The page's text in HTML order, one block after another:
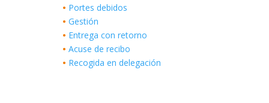
• Portes debidos
• Gestión
• Entrega con retorno
• Acuse de recibo
• Recogida en delegación